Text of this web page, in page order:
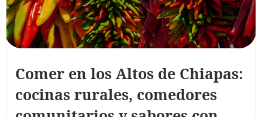
Comer en los Altos de Chiapas:
cocinas rurales, comedores